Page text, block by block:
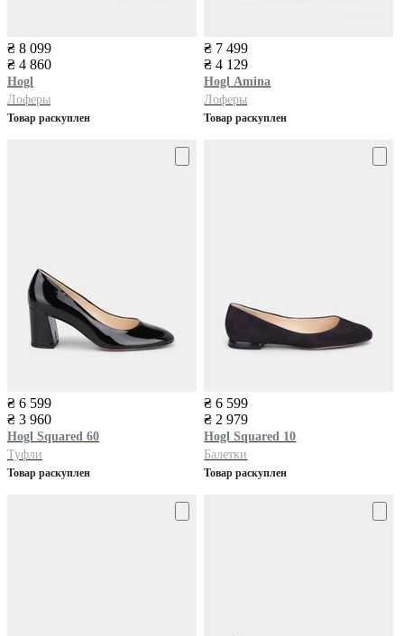
₴ 8 099
₴ 4 860
Hogl
Лоферы
Товар раскуплен
₴ 7 499
₴ 4 129
Hogl Amina
Лоферы
Товар раскуплен
₴ 6 599
₴ 3 960
Hogl Squared 60
Туфли
Товар раскуплен
₴ 6 599
₴ 2 979
Hogl Squared 10
Балетки
Товар раскуплен